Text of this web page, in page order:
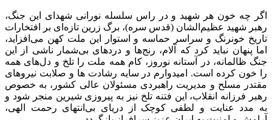
اگر چه خون هر شهید و در راس سلسله نورانی شهدای این جنگ،
رهبر شهید عظیم‌الشان (قدس سره)، برگ زرین تازه‌ای بر افتخارات
تاریخ خونرنگ و سراسر حماسه و استوار این ملت کهن می‌افزاید،
اما پنهان نباید کرد که آلام، رنج‌ها و دردهای بی‌شمار ناشی از این
جنگ ظالمانه، در آستانه نوروز، کام همه ملت را تلخ و دل‌های همه
را خون کرده است. امیدوارم در سایه رشادت ها و صلابت نیروهای
مقتدر مسلح و مدیریت راهبردی مسئولان عالی کشور، به خصوص
رهبر فرزانه انقلاب، این فتنه تلخ نیز به پیروزی شیرین منجر شود و
به مدد عنایت و لطفی کوچک از دریای بی‌انتهای رحمت الهی،